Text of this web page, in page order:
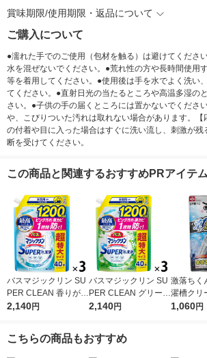
賞味期限/使用期限・返品について
ご購入について
●濡れた手でのご使用（包材を触る）は避けてくださ
水を混ぜないでください。●荒れ性の方や長時間使用
等を着用してください。●使用後は手を水でよく洗い
てください。●直射日光の当たるところや高温多湿の
さい。●子供の手の届くところには置かないでくださ
や、こびりついた汚れは取れない場合があります。
の付着や目に入った場合はすぐに洗い流し、刺激が
断を受けてください。
この商品と関連するおすすめPRアイテム
バスマジックリン SU
PER CLEAN 香りが残
らない 詰め替え 超特
2,140円
バスマジックリン SU
PER CLEAN グリーン
ハーブ 詰め替え 超特
2,140円
激落ちく
濯槽クリ
120g 1セ
1,060円
こちらの商品もおすすめ